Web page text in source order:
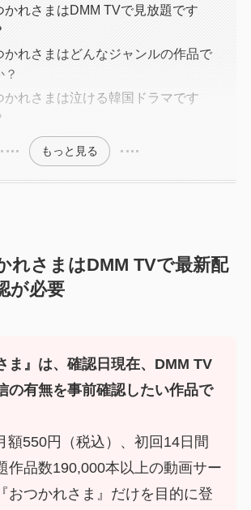
かれさまはDMM TVで見放題です
かれさまはどんなジャンルの作品で
？
かれさまは泣ける韓国ドラマです
もっと見る
れさまはDMM TVで最新配
が必要
ま』は、確認日現在、DMM TV
の有無を事前確認したい作品で
額550円（税込）、初回14日間
作品数190,000本以上の動画サー
おつかれさま』だけを目的に登